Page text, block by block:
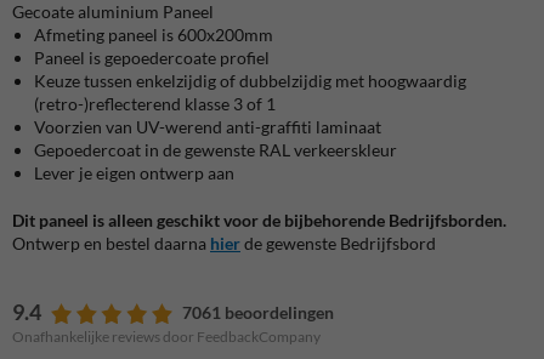
Gecoate aluminium Paneel
Afmeting paneel is 600x200mm
Paneel is gepoedercoate profiel
Keuze tussen enkelzijdig of dubbelzijdig met hoogwaardig
(retro-)reflecterend klasse 3 of 1
Voorzien van UV-werend anti-graffiti laminaat
Gepoedercoat in de gewenste RAL verkeerskleur
Lever je eigen ontwerp aan
Dit paneel is alleen geschikt voor de bijbehorende Bedrijfsborden.
Ontwerp en bestel daarna hierde gewenste Bedrijfsbord
9.4 7061 beoordelingen
Onafhankelijke reviews door FeedbackCompany